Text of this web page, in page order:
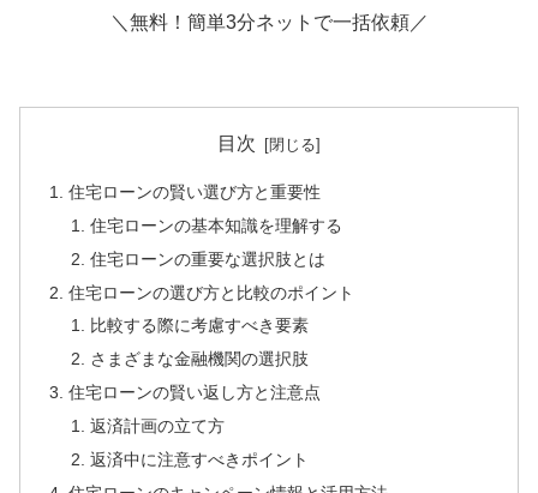
＼無料！簡単3分ネットで一括依頼／
目次
住宅ローンの賢い選び方と重要性
住宅ローンの基本知識を理解する
住宅ローンの重要な選択肢とは
住宅ローンの選び方と比較のポイント
比較する際に考慮すべき要素
さまざまな金融機関の選択肢
住宅ローンの賢い返し方と注意点
返済計画の立て方
返済中に注意すべきポイント